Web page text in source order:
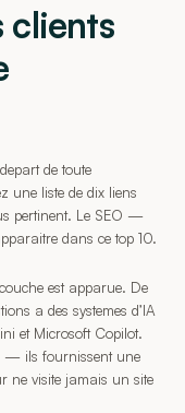
clients
de toute
une liste de dix liens
pertinent. Le SEO —
dans ce top 10.
est apparue. De
a des systemes d’IA
et Microsoft Copilot.
— ils fournissent une
ne visite jamais un site